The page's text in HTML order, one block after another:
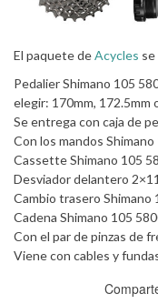
El paquete deAcycles
Pedalier Shimano 105
elegir: 170mm, 172.5mm
Se entrega con caja de
Con los mandos
Cassette Shimano 105
Desviador delantero
Cambio trasero Shimano
Cadena Shimano 105
Con el par de pinzas de
Viene con cables y